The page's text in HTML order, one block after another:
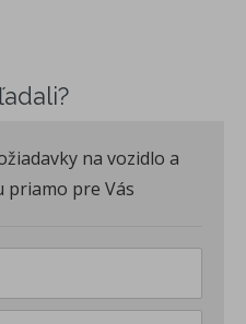
na vozidlo a
priamo pre Vás